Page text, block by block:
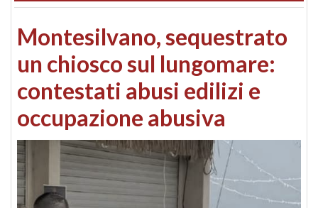
Montesilvano, sequestrato
un chiosco sul lungomare:
contestati abusi edilizi e
occupazione abusiva